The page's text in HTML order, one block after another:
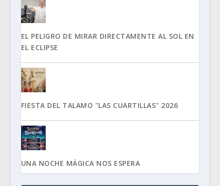
EL PELIGRO DE MIRAR DIRECTAMENTE AL SOL EN
EL ECLIPSE
FIESTA DEL TALAMO "LAS CUARTILLAS" 2026
UNA NOCHE MÁGICA NOS ESPERA